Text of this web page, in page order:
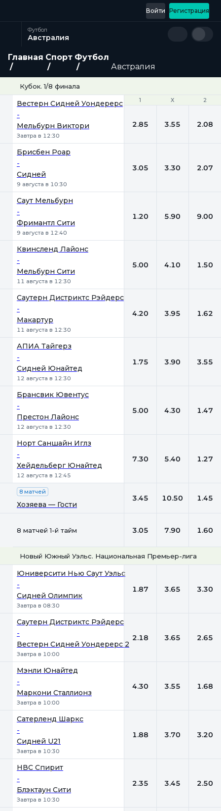
Регистрация
Войти
Футбол
Австралия
Главная Спорт Футбол
Австралия
Кубок. 1/8 финала
1 Х 2
Вестерн Сидней Уондерерс
-
Мельбурн Виктори
Завтра в 12:30
1 Х 2
2.85 3.55 2.08
Брисбен Роар
-
Сидней
9 августа в 10:30
3.05 3.30 2.07
Саут Мельбурн
-
Фримантл Сити
9 августа в 12:40
1.20 5.90 9.00
Квинсленд Лайонc
-
Мельбурн Сити
11 августа в 12:30
5.00 4.10 1.50
Саутерн Дистриктс Рэйдерс
-
Макартур
11 августа в 12:30
4.20 3.95 1.62
АПИА Тайгерз
-
Сидней Юнайтед
12 августа в 12:30
1.75 3.90 3.55
Брансвик Ювентус
-
Престон Лайонс
12 августа в 12:30
5.00 4.30 1.47
Норт Саншайн Иглз
-
Хейдельберг Юнайтед
12 августа в 12:45
7.30 5.40 1.27
8 матчей
Хозяева — Гости
3.45 10.50 1.45
8 матчей 1-й тайм 3.05 7.90 1.60
Новый Южный Уэльс. Национальная Премьер-лига
Юниверсити Нью Саут Уэльс
-
Сидней Олимпик
Завтра в 08:30
1.87 3.65 3.30
Саутерн Дистриктс Рэйдерс
-
Вестерн Сидней Уондерерс 2
Завтра в 10:00
2.18 3.65 2.65
Мэнли Юнайтед
-
Маркони Сталлионз
Завтра в 10:00
4.30 3.55 1.68
Сатерленд Шаркс
-
Сидней U21
Завтра в 10:30
1.88 3.70 3.20
НВС Спирит
-
Блэктаун Сити
Завтра в 10:30
2.35 3.45 2.50